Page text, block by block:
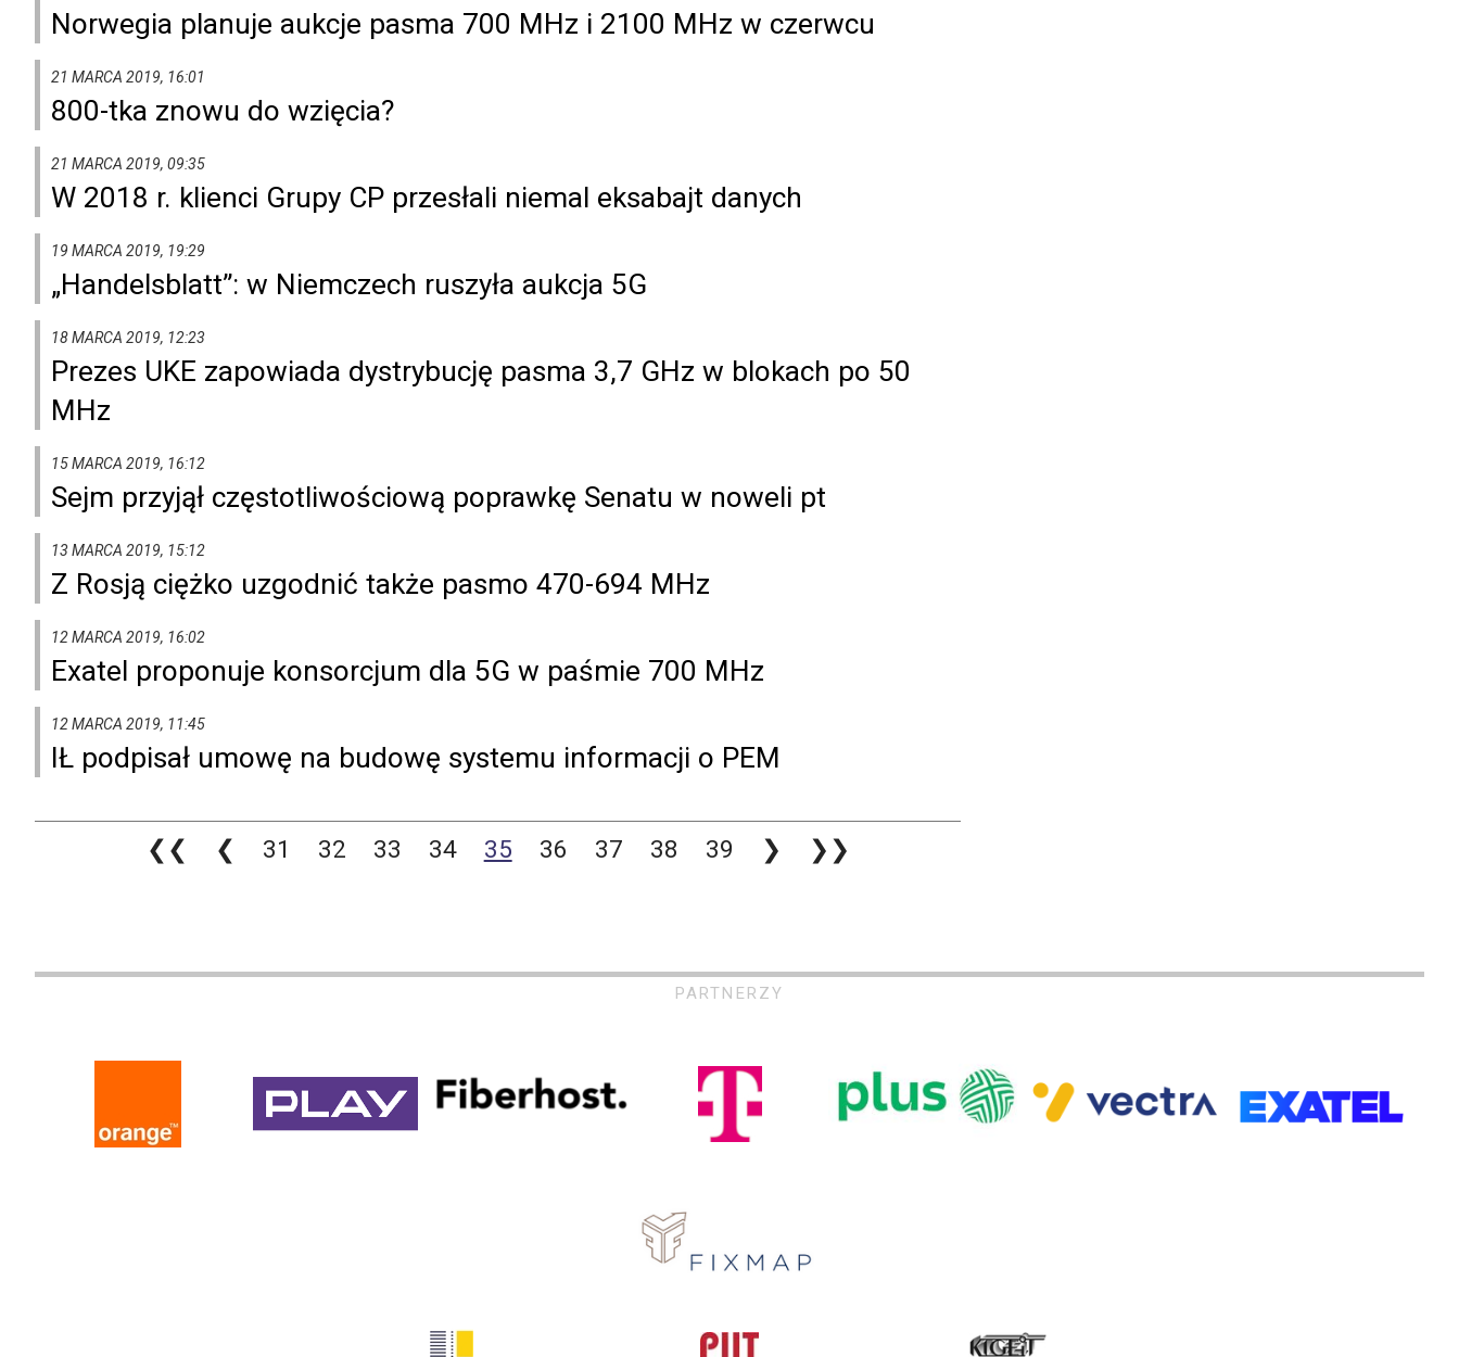
Norwegia planuje aukcje pasma 700 MHz i 2100 MHz w czerwcu
21 MARCA 2019, 16:01
800-tka znowu do wzięcia?
21 MARCA 2019, 09:35
W 2018 r. klienci Grupy CP przesłali niemal eksabajt danych
19 MARCA 2019, 19:29
„Handelsblatt”: w Niemczech ruszyła aukcja 5G
18 MARCA 2019, 12:23
Prezes UKE zapowiada dystrybucję pasma 3,7 GHz w blokach po 50
MHz
15 MARCA 2019, 16:12
Sejm przyjął częstotliwościową poprawkę Senatu w noweli pt
13 MARCA 2019, 15:12
Z Rosją ciężko uzgodnić także pasmo 470-694 MHz
12 MARCA 2019, 16:02
Exatel proponuje konsorcjum dla 5G w paśmie 700 MHz
12 MARCA 2019, 11:45
IŁ podpisał umowę na budowę systemu informacji o PEM
❮❮ ❮ 31 32 33 34 35 36 37 38 39 ❯ ❯❯
PARTNERZY